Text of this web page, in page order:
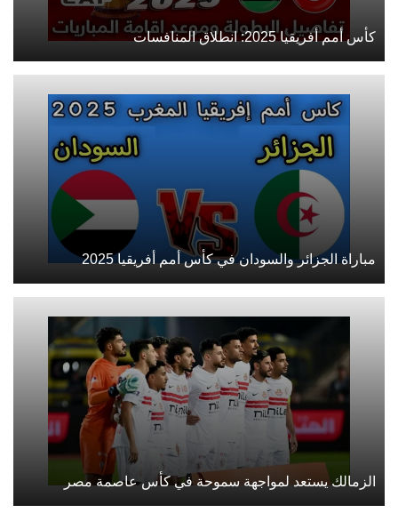
كأس أمم أفريقيا 2025: انطلاق المنافسات
مباراة الجزائر والسودان في كأس أمم أفريقيا 2025
الزمالك يستعد لمواجهة سموحة في كأس عاصمة مصر